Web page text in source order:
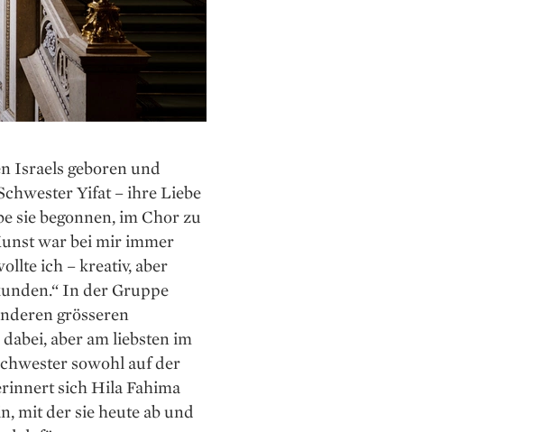
Israels geboren und
Yifat – ihre Liebe
sie begonnen, im Chor zu
war bei mir immer
ich – kreativ, aber
In der Gruppe
grösseren
aber am liebsten im
sowohl auf der
sich Hila Fahima
mit der sie heute ab und